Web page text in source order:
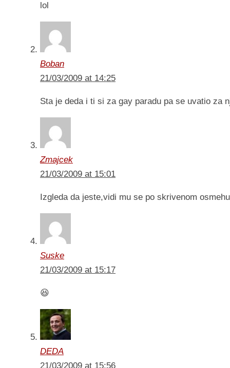
lol
Boban
21/03/2009 at 14:25
Sta je deda i ti si za gay paradu pa se uvatio za
Zmajcek
21/03/2009 at 15:01
Izgleda da jeste,vidi mu se po skrivenom
Suske
21/03/2009 at 15:17
😆
DEDA
21/03/2009 at 15:56